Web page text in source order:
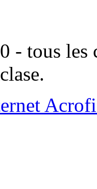
- tous les